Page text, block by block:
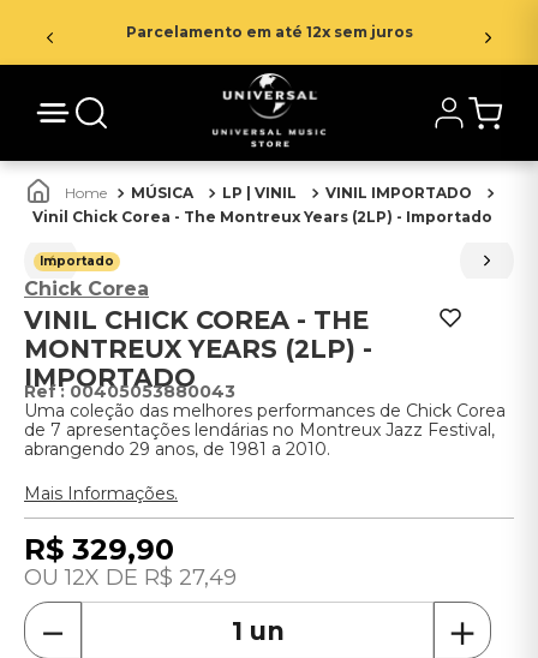
Parcelamento em até 12x sem juros
MÚSICA LP | VINIL
VINIL IMPORTADO
Vinil Chick Corea - The Montreux Years (2LP) - Importado
Importado
Chick Corea
VINIL CHICK COREA - THE
MONTREUX YEARS (2LP) -
IMPORTADO
: 00405053880043
Uma coleção das melhores performances de Chick Corea
de 7 apresentações lendárias no Montreux Jazz Festival,
abrangendo 29 anos, de 1981 a 2010.
Mais Informações.
R$ 329,90
12 R$ 27,49
＋
－